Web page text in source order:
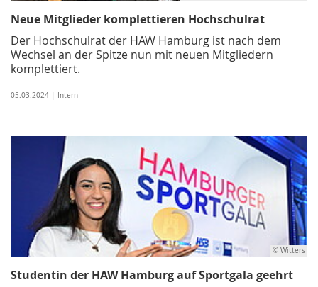
Neue Mitglieder komplettieren Hochschulrat
Der Hochschulrat der HAW Hamburg ist nach dem
Wechsel an der Spitze nun mit neuen Mitgliedern
komplettiert.
05.03.2024 | Intern
© Witters
Studentin der HAW Hamburg auf Sportgala geehrt